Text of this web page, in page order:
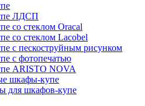
ЛДСП
со стеклом Oracal
со стеклом Lacobel
с пескоструйным рисунком
с фотопечатью
ARISTO NOVA
шкафы-купе
для шкафов-купе